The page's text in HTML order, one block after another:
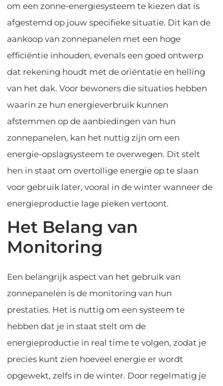
om een zonne-energiesysteem te kiezen dat is
afgestemd op jouw specifieke situatie. Dit kan de
aankoop van zonnepanelen met een hoge
efficiëntie inhouden, evenals een goed ontwerp
dat rekening houdt met de oriëntatie en helling
van het dak. Voor bewoners die situaties hebben
waarin ze hun energieverbruik kunnen
afstemmen op de aanbiedingen van hun
zonnepanelen, kan het nuttig zijn om een
energie-opslagsysteem te overwegen. Dit stelt
hen in staat om overtollige energie op te slaan
voor gebruik later, vooral in de winter wanneer de
energieproductie lage pieken vertoont.
Het Belang van
Monitoring
Een belangrijk aspect van het gebruik van
zonnepanelen is de monitoring van hun
prestaties. Het is nuttig om een systeem te
hebben dat je in staat stelt om de
energieproductie in real time te volgen, zodat je
precies kunt zien hoeveel energie er wordt
opgewekt, zelfs in de winter. Door regelmatig je